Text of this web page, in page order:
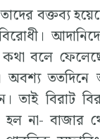
বক্তব্য
বলে
অবশ্য
তাই বিরাট
হল না- বাজার